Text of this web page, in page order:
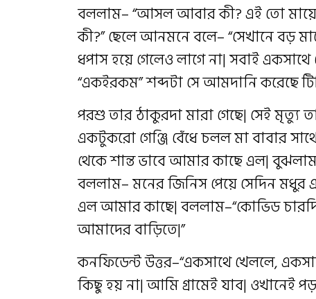
বললাম– “আসল আবার কী? এই তো
কী?” ছেলে আনমনে বলে– “সেখানে বড়
ধপাস হয়ে গেলেও লাগে না| সবাই
“একইরকম” শব্দটা সে আমদানি করেছে
পরশু তার ঠাকুরদা মারা গেছে| সেই মৃত্যু
একটুকরো গেঞ্জি বেঁধে চলল মা বাবার
থেকে শান্ত ভাবে আমার কাছে এল|
বললাম– মনের জিনিস পেয়ে সেদিন
এল আমার কাছে| বললাম–“কোভিড
আমাদের বাড়িতে|”
কনফিডেন্ট উত্তর–“একসাথে খেললে,
কিছু হয় না| আমি গ্রামেই যাব| ওখানেই